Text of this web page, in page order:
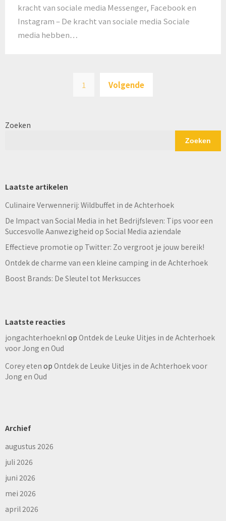
kracht van sociale media Messenger, Facebook en
Instagram – De kracht van sociale media Sociale
media hebben…
paginering
1 Volgende
Zoeken
Zoeken
Laatste artikelen
Culinaire Verwennerij: Wildbuffet in de Achterhoek
De Impact van Social Media in het Bedrijfsleven: Tips voor een
Succesvolle Aanwezigheid op Social Media aziendale
Effectieve promotie op Twitter: Zo vergroot je jouw bereik!
Ontdek de charme van een kleine camping in de Achterhoek
Boost Brands: De Sleutel tot Merksucces
Laatste reacties
jongachterhoeknl op Ontdek de Leuke Uitjes in de Achterhoek
voor Jong en Oud
Corey eten op Ontdek de Leuke Uitjes in de Achterhoek voor
Jong en Oud
Archief
augustus 2026
juli 2026
juni 2026
mei 2026
april 2026